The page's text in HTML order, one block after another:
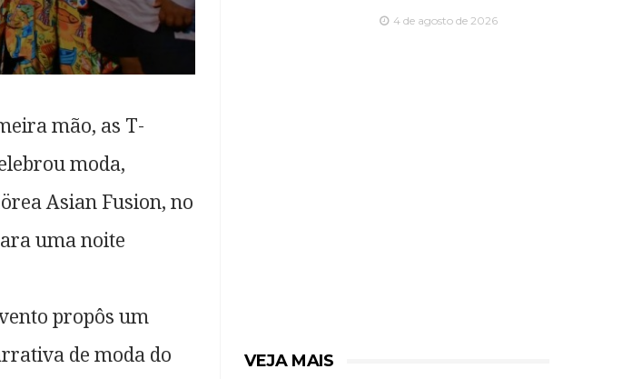
mão, as T-
moda,
Asian Fusion, no
uma noite
propôs um
de moda do
4 de agosto de 2026
VEJA MAIS